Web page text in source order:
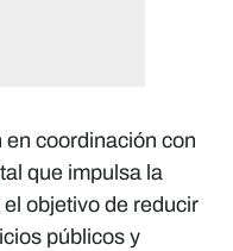
coordinación con
que impulsa la
objetivo de reducir
públicos y